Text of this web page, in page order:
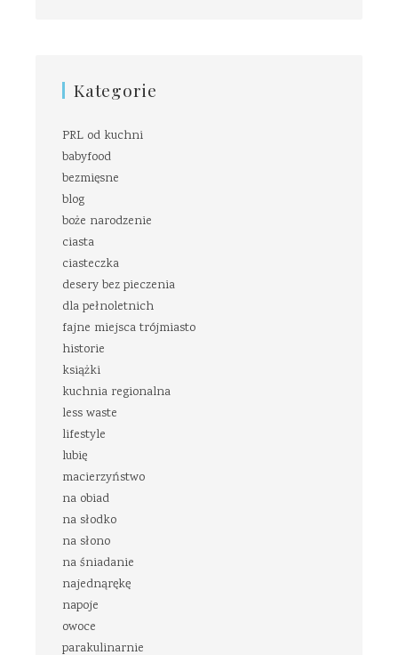
Kategorie
PRL od kuchni
babyfood
bezmięsne
blog
boże narodzenie
ciasta
ciasteczka
desery bez pieczenia
dla pełnoletnich
fajne miejsca trójmiasto
historie
książki
kuchnia regionalna
less waste
lifestyle
lubię
macierzyństwo
na obiad
na słodko
na słono
na śniadanie
najednąrękę
napoje
owoce
parakulinarnie